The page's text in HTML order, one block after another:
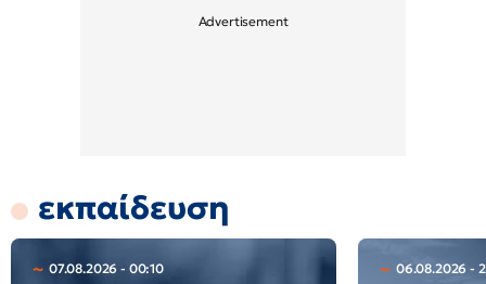
εκπαίδευση
07.08.2026 - 00:10 06.08.2026 -